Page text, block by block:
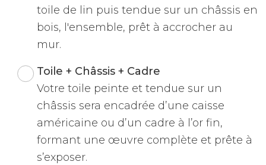
toile de lin puis tendue sur un châssis en
bois, l'ensemble, prêt à accrocher au
mur.
Toile + Châssis + Cadre
Votre toile peinte et tendue sur un
châssis sera encadrée d’une caisse
américaine ou d’un cadre à l’or fin,
formant une œuvre complète et prête à
s’exposer.